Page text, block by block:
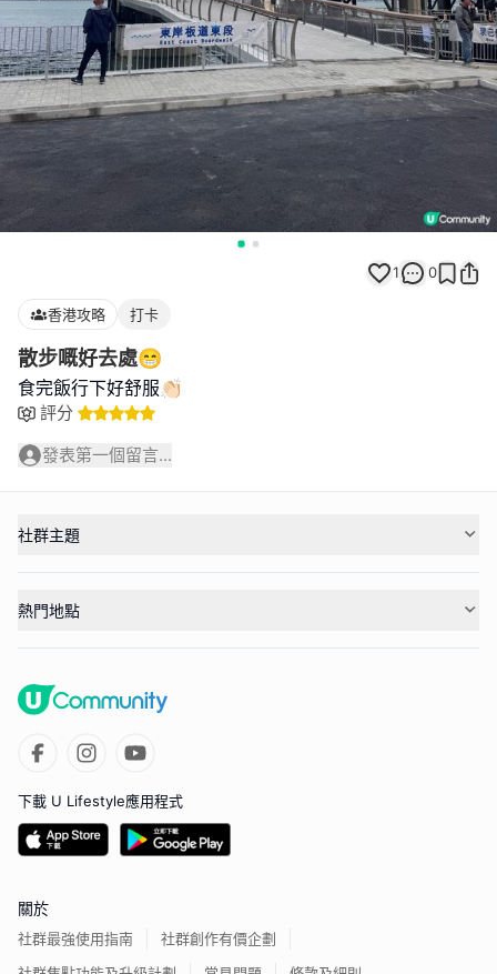
1 0
香港攻略 打卡
散步嘅好去處😁
食完飯行下好舒服👏🏻
評分
發表第一個留言...
社群主題
熱門地點
下載 U Lifestyle應用程式
關於
社群最強使用指南
社群創作有價企劃